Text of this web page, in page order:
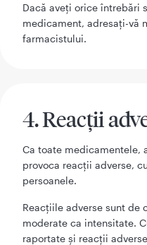
Dacă aveţi orice întrebări
medicament, adresaţi-vă
farmacistului.
4. Reacţii
Ca toate medicamentele,
provoca reacţii adverse,
persoanele.
Reacţiile adverse sunt de
moderate ca intensitate.
raportate şi reacţii